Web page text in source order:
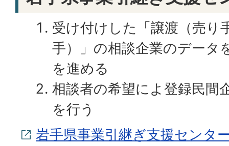
受け付けした「譲渡（売り
手）」の相談企業のデータ
を進める
相談者の希望によ登録民間
を行う
岩手県事業引継ぎ支援センタ